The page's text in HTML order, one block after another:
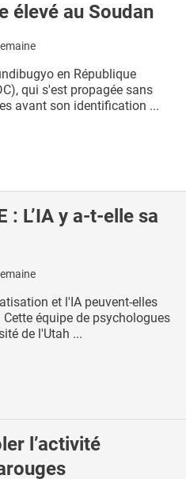
élevé au Soudan
en République
qui s'est propagée sans
avant son identification ...
: L’IA y a-t-elle sa
et l'IA peuvent-elles
équipe de psychologues
de l'Utah ...
l’activité